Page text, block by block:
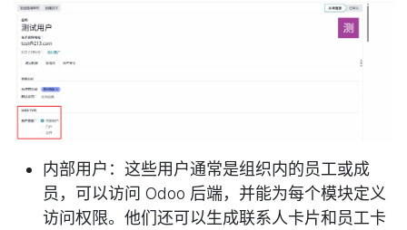
内部用户：这些用户通常是组织内的员工或成
员，可以访问 Odoo 后端，并能为每个模块定义
访问权限。他们还可以生成联系人卡片和员工卡